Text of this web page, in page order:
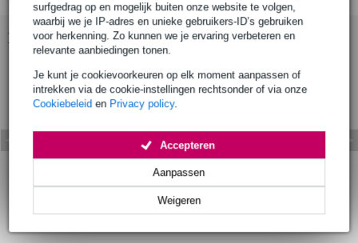
surfgedrag op en mogelijk buiten onze website te volgen,
waarbij we je IP-adres en unieke gebruikers-ID’s gebruiken
voor herkenning. Zo kunnen we je ervaring verbeteren en
relevante aanbiedingen tonen.
Je kunt je cookievoorkeuren op elk moment aanpassen of
intrekken via de cookie-instellingen rechtsonder of via onze
Cookiebeleid en Privacy policy.
Weigeren
Aanpassen
Accepteren
Bekijk ook eens (11)